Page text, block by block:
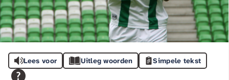
Lees voor Uitleg woorden Simpele tekst